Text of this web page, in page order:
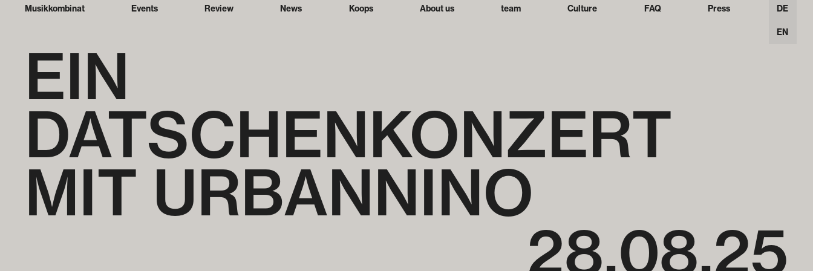
Musikkombinat Events Review News Koops About us team Culture FAQ Press DE
EN
EIN
DATSCHENKONZERT
MIT URBANNINO
28.08.25